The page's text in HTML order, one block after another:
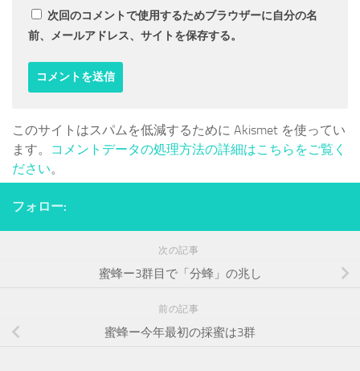
次回のコメントで使用するためブラウザーに自分の名
前、メールアドレス、サイトを保存する。
このサイトはスパムを低減するために Akismet を使ってい
ます。
コメントデータの処理方法の詳細はこちらをご覧く
ださい。
フォロー:
次の記事
蜜蜂ー3群目で「分蜂」の兆し
前の記事
蜜蜂ー今年最初の採蜜は3群